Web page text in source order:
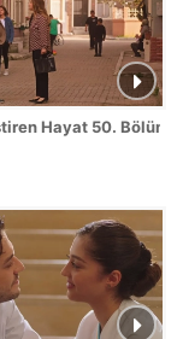
Hayat 50. Bölüm